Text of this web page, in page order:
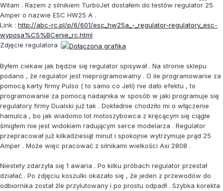
Witam . Razem z silnikiem TurboJet dostałem do testów regulator 25
Amper o nazwie ESC HW25 A .
Link : http://abc-rc.pl/p/6/601/esc_hw25a_-_regulator-regulatory_esc-
wyposa%C5%BCenie_rc.html
Zdjęcie regulatora :
Byłem ciekaw jak będzie się regulator spisywał . Na stronie sklepu
podano , że regulator jest nieprogramowalny . O ile programowanie za
pomocą karty firmy Pulso ( to samo co Jeti) nie dało efektu , to
programowanie za pomocą nadajnika w sposób w jaki programuje się
regulatory firmy Dualski już tak . Dokładnie chodziło mi o włączenie
hamulca , bo jak wiadomo lot motoszybowca z kręcącym się ciągle
śmigłem nie jest widokiem radującym serce modelarza . Regulator
przepracował już kilkadziesiąt minut i spokojnie wytrzymuje prąd 25
Amper . Może więc pracować z silnikami wielkości Axi 2808 .
Niestety zdarzyła się 1 awaria . Po kilku próbach regulator przestał
działać . Po zdjęciu koszulki okazało się , że jeden z przewodów do
odbiornika został źle przylutowany i po prostu odpadł . Szybka korekta